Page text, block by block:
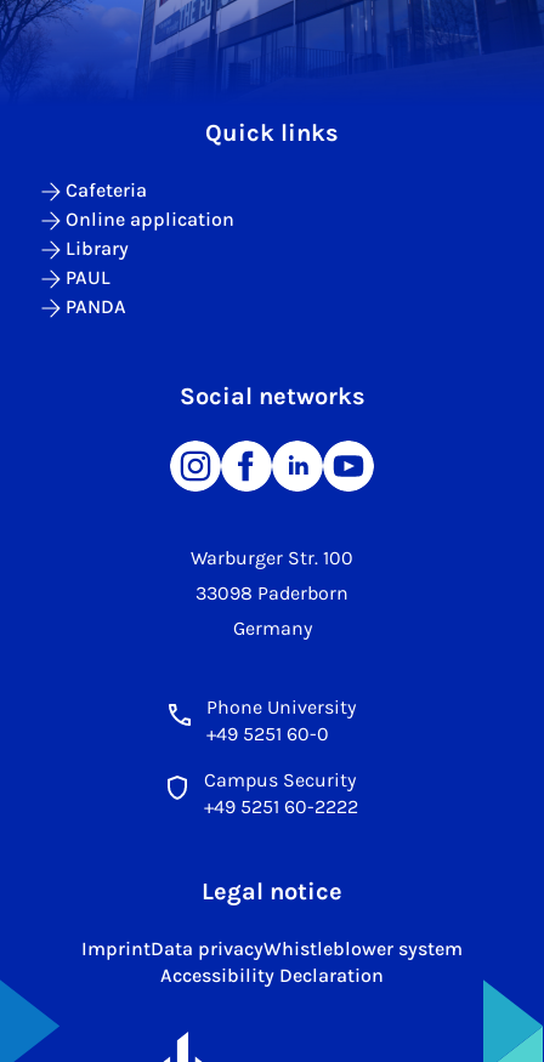
Warburger Str. 100
33098 Paderborn
Germany
Phone University
+49 5251 60-0
Campus Security
+49 5251 60-2222
Quick links
Cafeteria
Online application
Library
PAUL
PANDA
Social networks
Legal notice
ImprintData privacyWhistleblower system
Accessibility Declaration